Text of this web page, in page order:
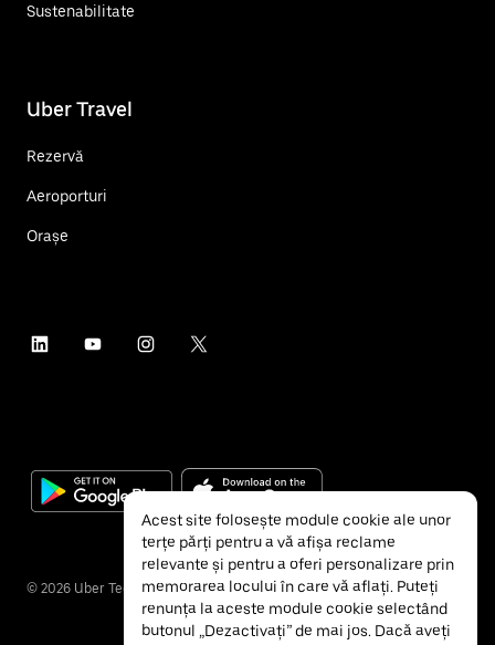
Sustenabilitate
Uber Travel
Rezervă
Aeroporturi
Orașe
© 2026 Uber Technologies Inc.
Acest site folosește module cookie ale unor
terțe părți pentru a vă afișa reclame
relevante și pentru a oferi personalizare prin
memorarea locului în care vă aflați. Puteți
renunța la aceste module cookie selectând
butonul „Dezactivați” de mai jos. Dacă aveți